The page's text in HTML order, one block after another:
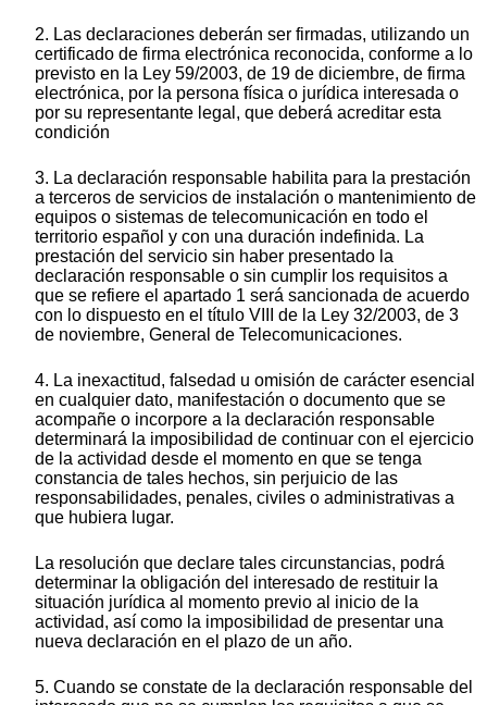
2. Las declaraciones deberán ser firmadas, utilizando un
certificado de firma electrónica reconocida, conforme a lo
previsto en la Ley 59/2003, de 19 de diciembre, de firma
electrónica, por la persona física o jurídica interesada o
por su representante legal, que deberá acreditar esta
condición
3. La declaración responsable habilita para la prestación
a terceros de servicios de instalación o mantenimiento de
equipos o sistemas de telecomunicación en todo el
territorio español y con una duración indefinida. La
prestación del servicio sin haber presentado la
declaración responsable o sin cumplir los requisitos a
que se refiere el apartado 1 será sancionada de acuerdo
con lo dispuesto en el título VIII de la Ley 32/2003, de 3
de noviembre, General de Telecomunicaciones.
4. La inexactitud, falsedad u omisión de carácter esencial
en cualquier dato, manifestación o documento que se
acompañe o incorpore a la declaración responsable
determinará la imposibilidad de continuar con el ejercicio
de la actividad desde el momento en que se tenga
constancia de tales hechos, sin perjuicio de las
responsabilidades, penales, civiles o administrativas a
que hubiera lugar.
La resolución que declare tales circunstancias, podrá
determinar la obligación del interesado de restituir la
situación jurídica al momento previo al inicio de la
actividad, así como la imposibilidad de presentar una
nueva declaración en el plazo de un año.
5. Cuando se constate de la declaración responsable del